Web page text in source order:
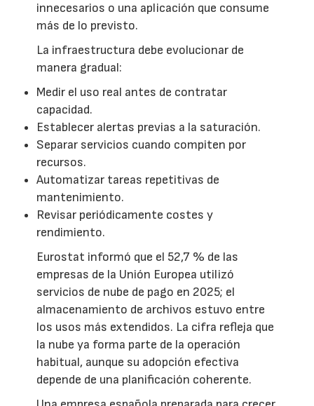
innecesarios o una aplicación que consume
más de lo previsto.
La infraestructura debe evolucionar de
manera gradual:
Medir el uso real antes de contratar
capacidad.
Establecer alertas previas a la saturación.
Separar servicios cuando compiten por
recursos.
Automatizar tareas repetitivas de
mantenimiento.
Revisar periódicamente costes y
rendimiento.
Eurostat informó que el 52,7 % de las
empresas de la Unión Europea utilizó
servicios de nube de pago en 2025; el
almacenamiento de archivos estuvo entre
los usos más extendidos. La cifra refleja que
la nube ya forma parte de la operación
habitual, aunque su adopción efectiva
depende de una planificación coherente.